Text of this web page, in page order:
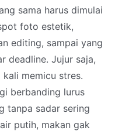
sama harus dimulai
foto estetik,
editing, sampai yang
deadline. Jujur saja,
memicu stres.
berbanding lurus
tanpa sadar sering
putih, makan gak